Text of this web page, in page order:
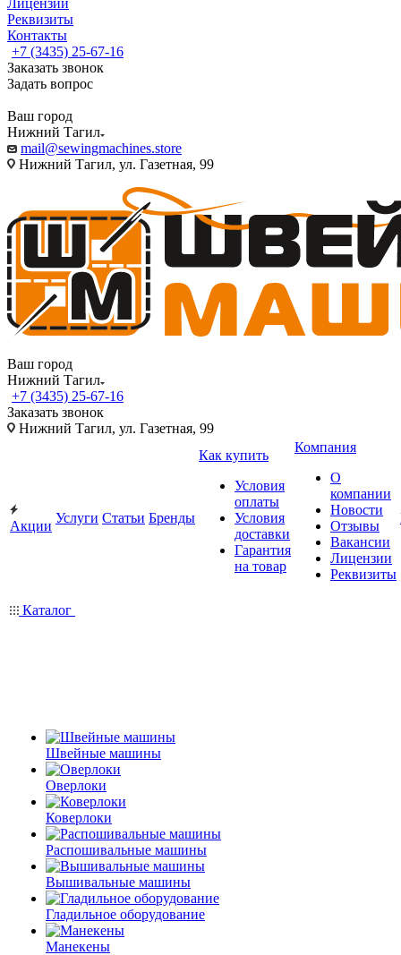
Лицензии
Реквизиты
Контакты
+7 (3435) 25-67-16
Заказать звонок
Задать вопрос
Ваш город
Нижний Тагил
mail@sewingmachines.store
Нижний Тагил, ул. Газетная, 99
Ваш город
Нижний Тагил
+7 (3435) 25-67-16
Заказать звонок
Нижний Тагил, ул. Газетная, 99
Акции
Услуги Статьи Бренды
Как купить
Условия
оплаты
Условия
доставки
Гарантия
на товар
Компания
О
компании
Новости
Отзывы
Вакансии
Лицензии
Реквизиты
Каталог
Швейные машины
Оверлоки
Коверлоки
Распошивальные машины
Вышивальные машины
Гладильное оборудование
Манекены